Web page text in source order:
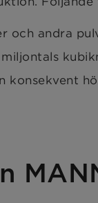
och andra
konsekvent